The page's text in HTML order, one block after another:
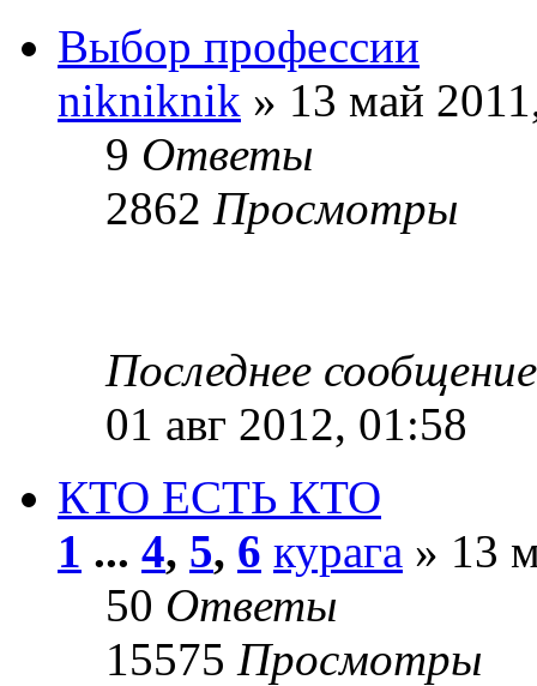
Выбор профессии
nikniknik » 13 май
9 Ответы
2862 Просмотры
Последнее
01 авг 2012, 01:58
КТО ЕСТЬ КТО
1 ... 4, 5, 6 курага » 13
50 Ответы
15575 Просмотры